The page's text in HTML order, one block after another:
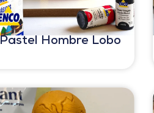
Pastel Hombre Lobo